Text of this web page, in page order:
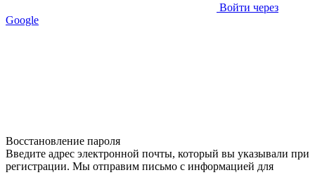
Войти через
Google
Восстановление пароля
Введите адрес электронной почты, который вы указывали при
регистрации. Мы отправим письмо с информацией для